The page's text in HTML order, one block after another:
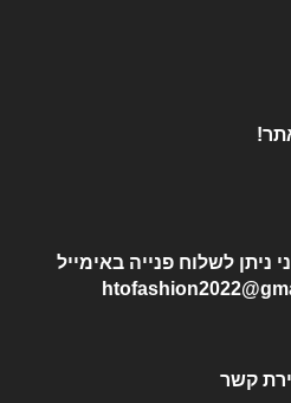
ניתן לשלוח פנייה באימייל
קשר